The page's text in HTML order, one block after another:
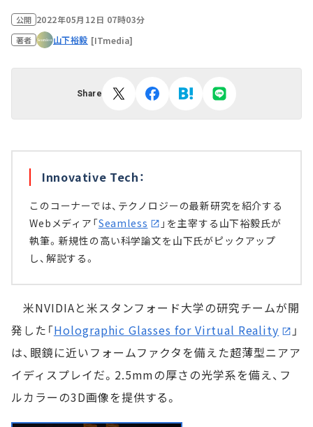
公開 2022年05月12日 07時03分
著者 山下裕毅 [ITmedia]
Share
Innovative Tech：
このコーナーでは、テクノロジーの最新研究を紹介する
Webメディア「Seamless
」を主宰する山下裕毅氏が
執筆。新規性の高い科学論文を山下氏がピックアップ
し、解説する。
米NVIDIAと米スタンフォード大学の研究チームが開
発した「Holographic Glasses for Virtual Reality
」
は、眼鏡に近いフォームファクタを備えた超薄型ニアア
イディスプレイだ。2.5mmの厚さの光学系を備え、フ
ルカラーの3D画像を提供する。